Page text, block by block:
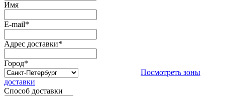
Имя
E-mail*
Адрес доставки*
Город*
Посмотреть зоны
доставки
Способ доставки